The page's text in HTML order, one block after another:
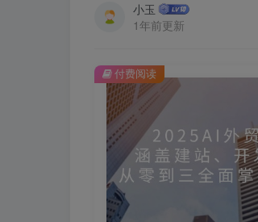
小玉
1年前更新
付费阅读